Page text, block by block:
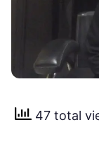
47 total